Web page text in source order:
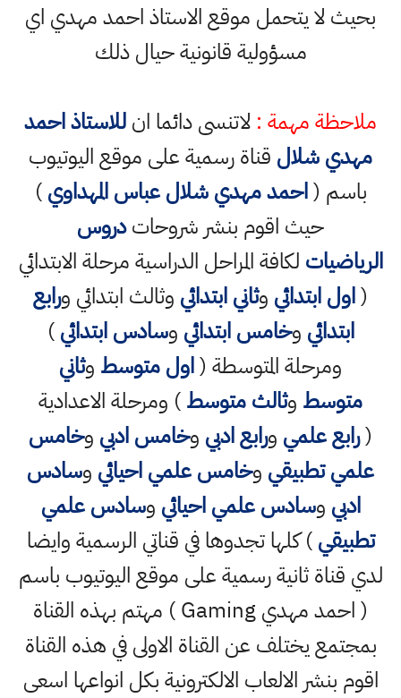
بحيث لا يتحمل موقع الاستاذ احمد مهدي اي
مسؤولية قانونية حيال ذلك
ملاحظة مهمة : لاتنسى دائما انللاستاذ احمد
مهدي شلال قناة رسمية على موقع اليوتيوب
باسم (احمد مهدي شلال عباس المهداوي)
حيث اقوم بنشر شروحاتدروس
الرياضيات لكافة المراحل الدراسية مرحلة الابتدائي
(اول ابتدائي وثاني ابتدائي وثالث ابتدائي ورابع
ابتدائي وخامس ابتدائي وسادس ابتدائي)
ومرحلة المتوسطة (اول متوسط وثاني
متوسط وثالث متوسط) ومرحلة الاعدادية
(رابع علمي ورابع ادبي وخامس ادبي وخامس
علمي تطبيقي وخامس علمي احيائي وسادس
ادبي وسادس علمي احيائي وسادس علمي
تطبيقي) كلها تجدوها في قناتي الرسمية وايضا
لدي قناة ثانية رسمية على موقع اليوتيوب باسم
( احمد مهدي Gaming ) مهتم بهذه القناة
بمجتمع يختلف عن القناة الاولى في هذه القناة
اقوم بنشر الالعاب الالكترونية بكل انواعها اسعى